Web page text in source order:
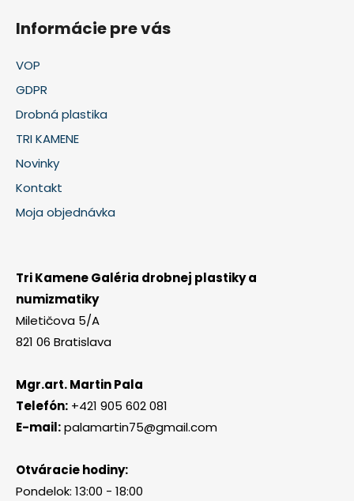
Informácie pre vás
VOP
GDPR
Drobná plastika
TRI KAMENE
Novinky
Kontakt
Moja objednávka
Tri Kamene Galéria drobnej plastiky a
numizmatiky
Miletičova 5/A
821 06 Bratislava
Mgr.art. Martin Pala
Telefón: +421 905 602 081
E-mail:palamartin75@gmail.com
Otváracie hodiny:
Pondelok: 13:00 - 18:00